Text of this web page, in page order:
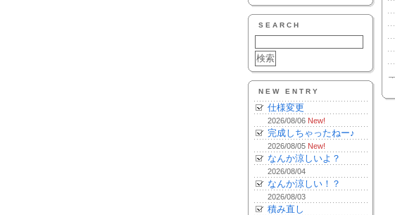
SEARCH
NEW ENTRY
仕様変更
2026/08/06 New!
完成しちゃったねー♪
2026/08/05 New!
なんか涼しいよ？
2026/08/04
なんか涼しい！？
2026/08/03
積み直し